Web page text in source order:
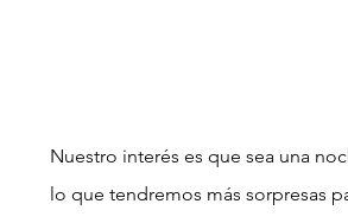
Nuestro interés es que sea una
lo que tendremos más sorpresas